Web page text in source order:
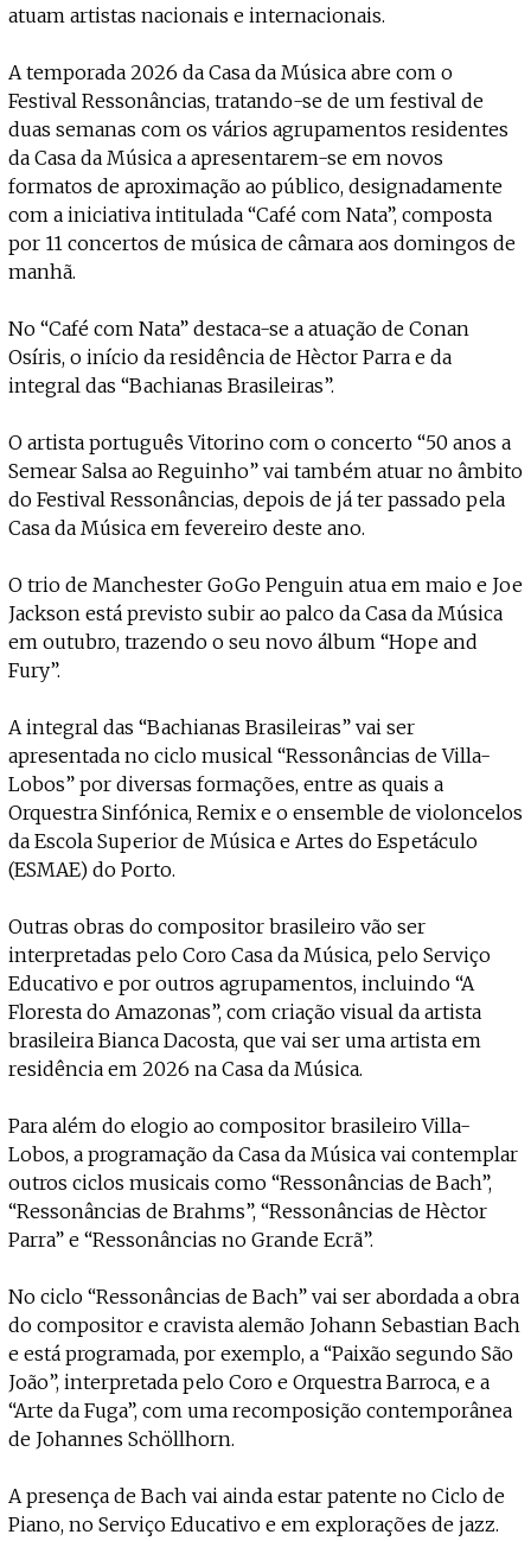
atuam artistas nacionais e internacionais.
A temporada 2026 da Casa da Música abre com o
Festival Ressonâncias, tratando-se de um festival de
duas semanas com os vários agrupamentos residentes
da Casa da Música a apresentarem-se em novos
formatos de aproximação ao público, designadamente
com a iniciativa intitulada “Café com Nata”, composta
por 11 concertos de música de câmara aos domingos de
manhã.
No “Café com Nata” destaca-se a atuação de Conan
Osíris, o início da residência de Hèctor Parra e da
integral das “Bachianas Brasileiras”.
O artista português Vitorino com o concerto “50 anos a
Semear Salsa ao Reguinho” vai também atuar no âmbito
do Festival Ressonâncias, depois de já ter passado pela
Casa da Música em fevereiro deste ano.
O trio de Manchester GoGo Penguin atua em maio e Joe
Jackson está previsto subir ao palco da Casa da Música
em outubro, trazendo o seu novo álbum “Hope and
Fury”.
A integral das “Bachianas Brasileiras” vai ser
apresentada no ciclo musical “Ressonâncias de Villa-
Lobos” por diversas formações, entre as quais a
Orquestra Sinfónica, Remix e o ensemble de violoncelos
da Escola Superior de Música e Artes do Espetáculo
(ESMAE) do Porto.
Outras obras do compositor brasileiro vão ser
interpretadas pelo Coro Casa da Música, pelo Serviço
Educativo e por outros agrupamentos, incluindo “A
Floresta do Amazonas”, com criação visual da artista
brasileira Bianca Dacosta, que vai ser uma artista em
residência em 2026 na Casa da Música.
Para além do elogio ao compositor brasileiro Villa-
Lobos, a programação da Casa da Música vai contemplar
outros ciclos musicais como “Ressonâncias de Bach”,
“Ressonâncias de Brahms”, “Ressonâncias de Hèctor
Parra” e “Ressonâncias no Grande Ecrã”.
No ciclo “Ressonâncias de Bach” vai ser abordada a obra
do compositor e cravista alemão Johann Sebastian Bach
e está programada, por exemplo, a “Paixão segundo São
João”, interpretada pelo Coro e Orquestra Barroca, e a
“Arte da Fuga”, com uma recomposição contemporânea
de Johannes Schöllhorn.
A presença de Bach vai ainda estar patente no Ciclo de
Piano, no Serviço Educativo e em explorações de jazz.